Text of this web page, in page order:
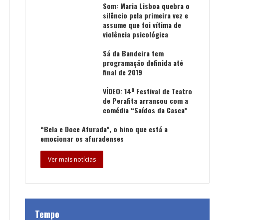
Som: Maria Lisboa quebra o
silêncio pela primeira vez e
assume que foi vítima de
violência psicológica
Sá da Bandeira tem
programação definida até
final de 2019
VÍDEO: 14º Festival de Teatro
de Perafita arrancou com a
comédia “Saídos da Casca”
“Bela e Doce Afurada”, o hino que está a
emocionar os afuradenses
Ver mais notícias
Tempo